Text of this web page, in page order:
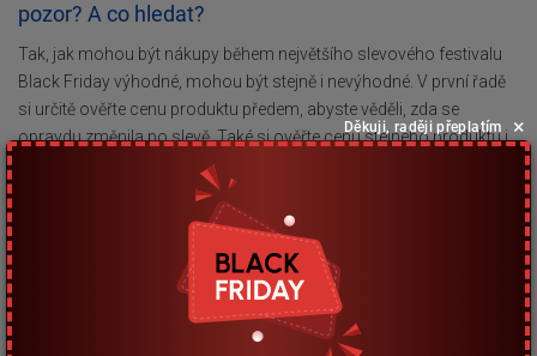
pozor? A co hledat?
Tak, jak mohou být nákupy během největšího slevového festivalu
Black Friday výhodné, mohou být stejně i nevýhodné. V první řadě
si určitě ověřte cenu produktu předem, abyste věděli, zda se
opravdu změnila po slevě. Také si ověřte cenu stejného produktu i
na ostatních stránkách internetových obchodů, abyste ušetřili co
nejvíce, ale dávejte pozor! Uvažujte nad cenou produktu pořádně,
protože určitě nechcete, aby se vám do rukou dostal "fejk". Také
dbejte na poplatky za dopravu, které mohou cenu navýšit. Abyste
nepřišli o nejlepší slevy, a také získali další exkluzivní slevy, je dobré
se zaregistrovat na stránce Elnino.cz. Pokud si nechcete nechat
zaregistrujte svůj e-mail do odběru novinek na e-
Děkuji, raději přeplatím ×